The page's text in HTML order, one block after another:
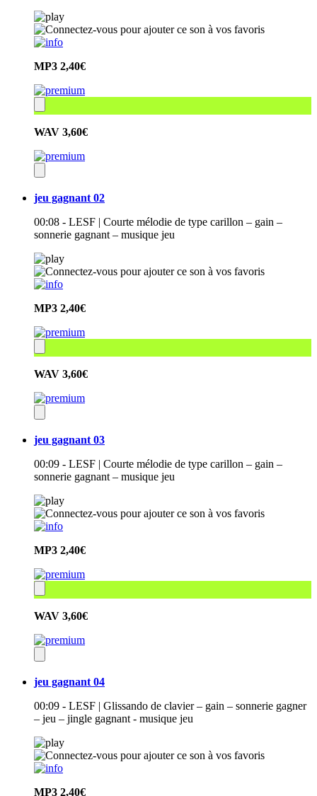
MP3 2,40€
WAV 3,60€
jeu gagnant 02
00:08 - LESF | Courte mélodie de type carillon – gain –
sonnerie gagnant – musique jeu
MP3 2,40€
WAV 3,60€
jeu gagnant 03
00:09 - LESF | Courte mélodie de type carillon – gain –
sonnerie gagnant – musique jeu
MP3 2,40€
WAV 3,60€
jeu gagnant 04
00:09 - LESF | Glissando de clavier – gain – sonnerie gagner
– jeu – jingle gagnant - musique jeu
MP3 2,40€